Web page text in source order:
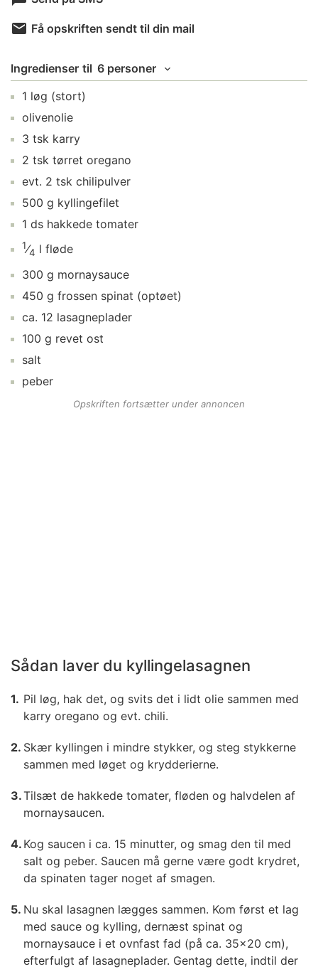
Få opskriften sendt til din mail
Ingredienser til 6 personer
1 løg (stort)
olivenolie
3 tsk karry
2 tsk tørret oregano
evt. 2 tsk chilipulver
500 g kyllingefilet
1 ds hakkede tomater
1⁄4 l fløde
300 g mornaysauce
450 g frossen spinat (optøet)
ca. 12 lasagneplader
100 g revet ost
salt
peber
Opskriften fortsætter under annoncen
Sådan laver du kyllingelasagnen
Pil løg, hak det, og svits det i lidt olie sammen med
karry oregano og evt. chili.
Skær kyllingen i mindre stykker, og steg stykkerne
sammen med løget og krydderierne.
Tilsæt de hakkede tomater, fløden og halvdelen af
mornaysaucen.
Kog saucen i ca. 15 minutter, og smag den til med
salt og peber. Saucen må gerne være godt krydret,
da spinaten tager noget af smagen.
Nu skal lasagnen lægges sammen. Kom først et lag
med sauce og kylling, dernæst spinat og
mornaysauce i et ovnfast fad (på ca. 35x20 cm),
efterfulgt af lasagneplader. Gentag dette, indtil der